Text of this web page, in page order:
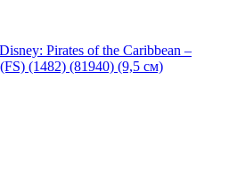
Pirates of the Caribbean –
(1482) (81940) (9,5 см)